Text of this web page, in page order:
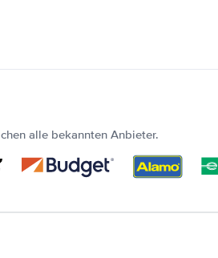
alle bekannten Anbieter.